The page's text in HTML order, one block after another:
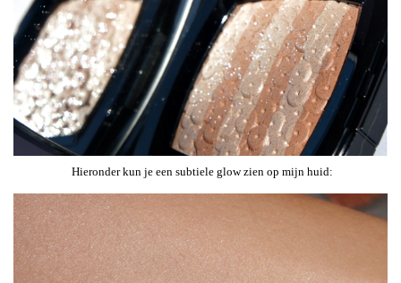
Hieronder kun je een subtiele glow zien op mijn huid: